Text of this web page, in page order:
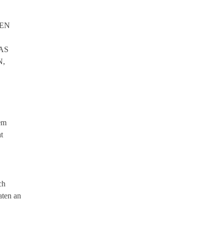
an